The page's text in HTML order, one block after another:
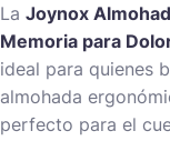
La Joynox
Memoria para
ideal para quienes
almohada
perfecto para el